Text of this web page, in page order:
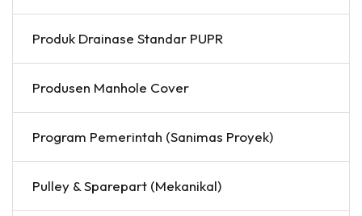
Produk Drainase Standar PUPR
Produsen Manhole Cover
Program Pemerintah (Sanimas Proyek)
Pulley & Sparepart (Mekanikal)